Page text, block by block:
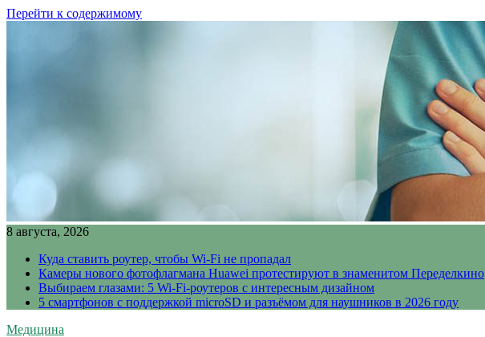
Перейти к содержимому
8 августа, 2026
Куда ставить роутер, чтобы Wi-Fi не пропадал
Камеры нового фотофлагмана Huawei протестируют в знаменитом Переделкино
Выбираем глазами: 5 Wi-Fi-роутеров с интересным дизайном
5 смартфонов с поддержкой microSD и разъёмом для наушников в 2026 году
Медицина